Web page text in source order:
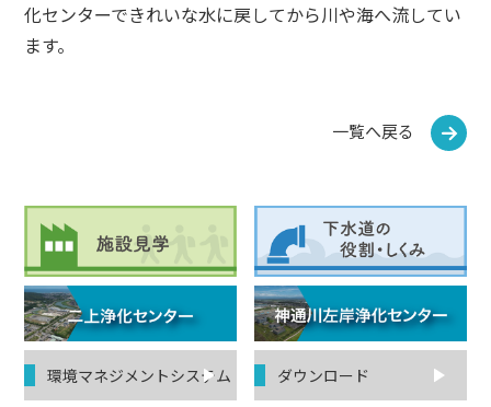
化センターできれいな水に戻してから川や海へ流してい
ます。
一覧へ戻る
環境マネジメントシステム ダウンロード